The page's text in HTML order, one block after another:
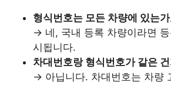
형식번호는 모든 차량에 있는
→ 네, 국내 등록 차량이라면
시됩니다.
차대번호랑 형식번호가 같은
→ 아닙니다. 차대번호는 차량